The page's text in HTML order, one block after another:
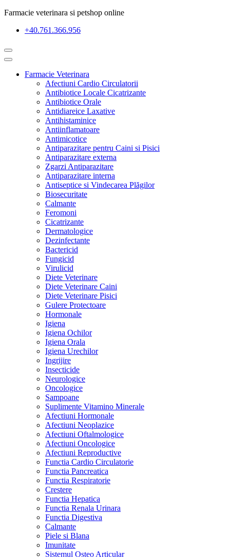
Farmacie veterinara si petshop online
+40.761.366.956
Farmacie Veterinara
Afectiuni Cardio Circulatorii
Antibiotice Locale Cicatrizante
Antibiotice Orale
Antidiareice Laxative
Antihistaminice
Antiinflamatoare
Antimicotice
Antiparazitare pentru Caini si Pisici
Antiparazitare externa
Zgarzi Antiparazitare
Antiparazitare interna
Antiseptice si Vindecarea Plăgilor
Biosecuritate
Calmante
Feromoni
Cicatrizante
Dermatologice
Dezinfectante
Bactericid
Fungicid
Virulicid
Diete Veterinare
Diete Veterinare Caini
Diete Veterinare Pisici
Gulere Protectoare
Hormonale
Igiena
Igiena Ochilor
Igiena Orala
Igiena Urechilor
Ingrijire
Insecticide
Neurologice
Oncologice
Sampoane
Suplimente Vitamino Minerale
Afectiuni Hormonale
Afectiuni Neoplazice
Afectiuni Oftalmologice
Afectiuni Oncologice
Afectiuni Reproductive
Functia Cardio Circulatorie
Functia Pancreatica
Functia Respiratorie
Crestere
Functia Hepatica
Functia Renala Urinara
Functia Digestiva
Calmante
Piele si Blana
Imunitate
Sistemul Osteo Articular